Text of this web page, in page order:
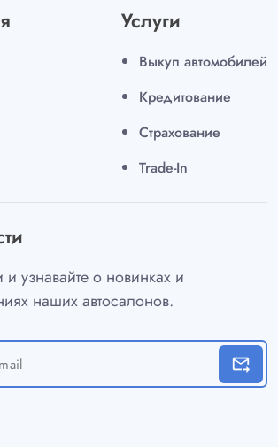
Услуги
Выкуп автомобилей
Кредитование
Страхование
Trade-In
узнавайте о новинках и
наших автосалонов.
forward_to_inbox